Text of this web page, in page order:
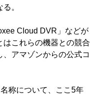
。
Cloud DVR」などが
これらの機器との競合
アマゾンからの公式コ
称について、ここ5年